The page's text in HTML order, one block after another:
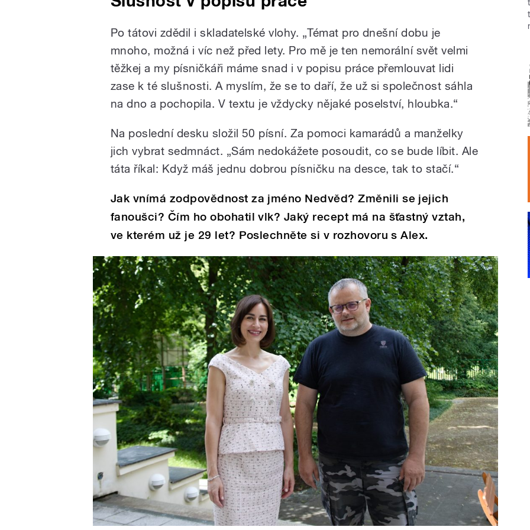
Po tátovi zdědil i skladatelské vlohy. „Témat pro dnešní dobu je
mnoho, možná i víc než před lety. Pro mě je ten nemorální svět velmi
těžkej a my písničkáři máme snad i v popisu práce přemlouvat lidi
zase k té slušnosti. A myslím, že se to daří, že už si společnost sáhla
na dno a pochopila. V textu je vždycky nějaké poselství, hloubka.“
Na poslední desku složil 50 písní. Za pomoci kamarádů a manželky
jich vybrat sedmnáct. „Sám nedokážete posoudit, co se bude líbit. Ale
táta říkal: Když máš jednu dobrou písničku na desce, tak to stačí.“
Jak vnímá zodpovědnost za jméno Nedvěd? Změnili se jejich
fanoušci? Čím ho obohatil vlk? Jaký recept má na šťastný vztah,
ve kterém už je 29 let? Poslechněte si v rozhovoru s Alex.